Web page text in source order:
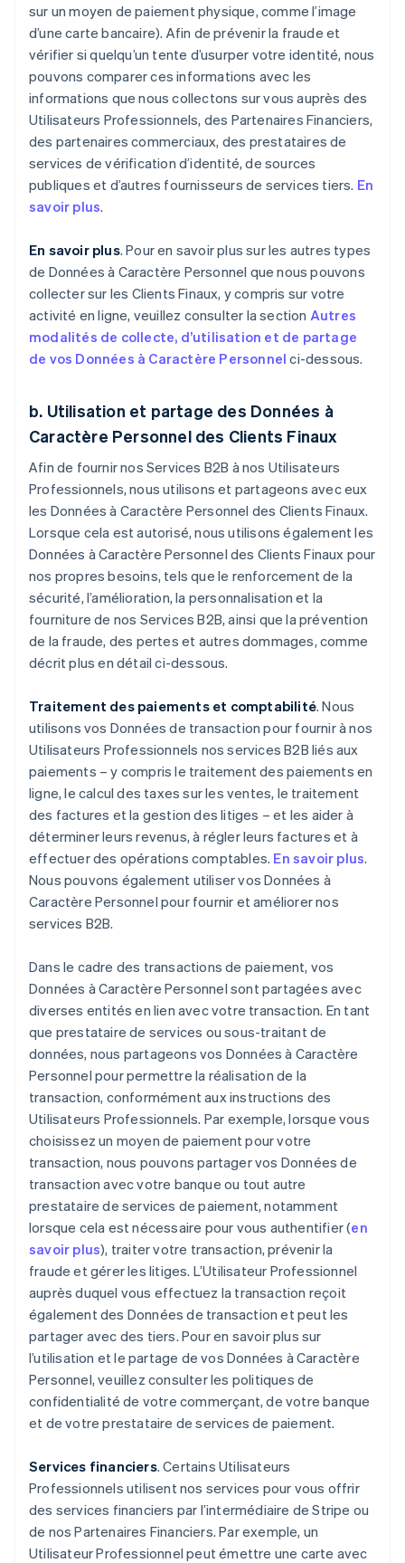
sur un moyen de paiement physique, comme l’image
d’une carte bancaire). Afin de prévenir la fraude et
vérifier si quelqu’un tente d’usurper votre identité, nous
pouvons comparer ces informations avec les
informations que nous collectons sur vous auprès des
Utilisateurs Professionnels, des Partenaires Financiers,
des partenaires commerciaux, des prestataires de
services de vérification d’identité, de sources
publiques et d’autres fournisseurs de services tiers. En
savoir plus.
En savoir plus. Pour en savoir plus sur les autres types
de Données à Caractère Personnel que nous pouvons
collecter sur les Clients Finaux, y compris sur votre
activité en ligne, veuillez consulter la section Autres
modalités de collecte, d’utilisation et de partage
de vos Données à Caractère Personnel ci-dessous.
b. Utilisation et partage des Données à
Caractère Personnel des Clients Finaux
Afin de fournir nos Services B2B à nos Utilisateurs
Professionnels, nous utilisons et partageons avec eux
les Données à Caractère Personnel des Clients Finaux.
Lorsque cela est autorisé, nous utilisons également les
Données à Caractère Personnel des Clients Finaux pour
nos propres besoins, tels que le renforcement de la
sécurité, l’amélioration, la personnalisation et la
fourniture de nos Services B2B, ainsi que la prévention
de la fraude, des pertes et autres dommages, comme
décrit plus en détail ci-dessous.
Traitement des paiements et comptabilité. Nous
utilisons vos Données de transaction pour fournir à nos
Utilisateurs Professionnels nos services B2B liés aux
paiements – y compris le traitement des paiements en
ligne, le calcul des taxes sur les ventes, le traitement
des factures et la gestion des litiges – et les aider à
déterminer leurs revenus, à régler leurs factures et à
effectuer des opérations comptables. En savoir plus.
Nous pouvons également utiliser vos Données à
Caractère Personnel pour fournir et améliorer nos
services B2B.
Dans le cadre des transactions de paiement, vos
Données à Caractère Personnel sont partagées avec
diverses entités en lien avec votre transaction. En tant
que prestataire de services ou sous-traitant de
données, nous partageons vos Données à Caractère
Personnel pour permettre la réalisation de la
transaction, conformément aux instructions des
Utilisateurs Professionnels. Par exemple, lorsque vous
choisissez un moyen de paiement pour votre
transaction, nous pouvons partager vos Données de
transaction avec votre banque ou tout autre
prestataire de services de paiement, notamment
lorsque cela est nécessaire pour vous authentifier (en
savoir plus), traiter votre transaction, prévenir la
fraude et gérer les litiges. L’Utilisateur Professionnel
auprès duquel vous effectuez la transaction reçoit
également des Données de transaction et peut les
partager avec des tiers. Pour en savoir plus sur
l’utilisation et le partage de vos Données à Caractère
Personnel, veuillez consulter les politiques de
confidentialité de votre commerçant, de votre banque
et de votre prestataire de services de paiement.
Services financiers. Certains Utilisateurs
Professionnels utilisent nos services pour vous offrir
des services financiers par l’intermédiaire de Stripe ou
de nos Partenaires Financiers. Par exemple, un
Utilisateur Professionnel peut émettre une carte avec